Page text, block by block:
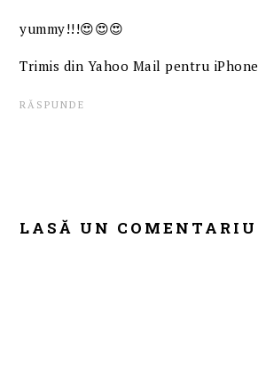
yummy!!!😍😍😍
Trimis din Yahoo Mail pentru iPhone
RĂSPUNDE
LASĂ UN COMENTARIU